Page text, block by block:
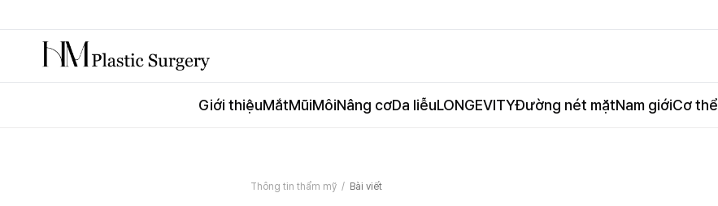
Giới thiệuMắtMũiMôiNâng cơDa liễuLONGEVITYĐường nét mặtNam giớiCơ thể
Thông tin thẩm mỹ / Bài viết